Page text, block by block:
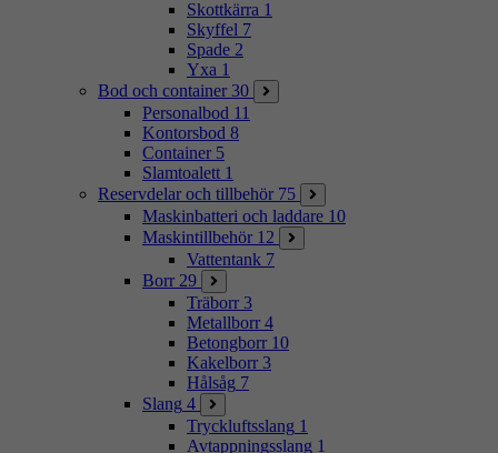
Skottkärra 1
Skyffel 7
Spade 2
Yxa 1
Bod och container 30
Personalbod 11
Kontorsbod 8
Container 5
Slamtoalett 1
Reservdelar och tillbehör 75
Maskinbatteri och laddare 10
Maskintillbehör 12
Vattentank 7
Borr 29
Träborr 3
Metallborr 4
Betongborr 10
Kakelborr 3
Hålsåg 7
Slang 4
Tryckluftsslang 1
Avtappningsslang 1